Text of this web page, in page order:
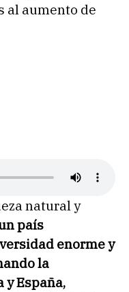
al aumento de
natural y
país
enorme y
la
España,